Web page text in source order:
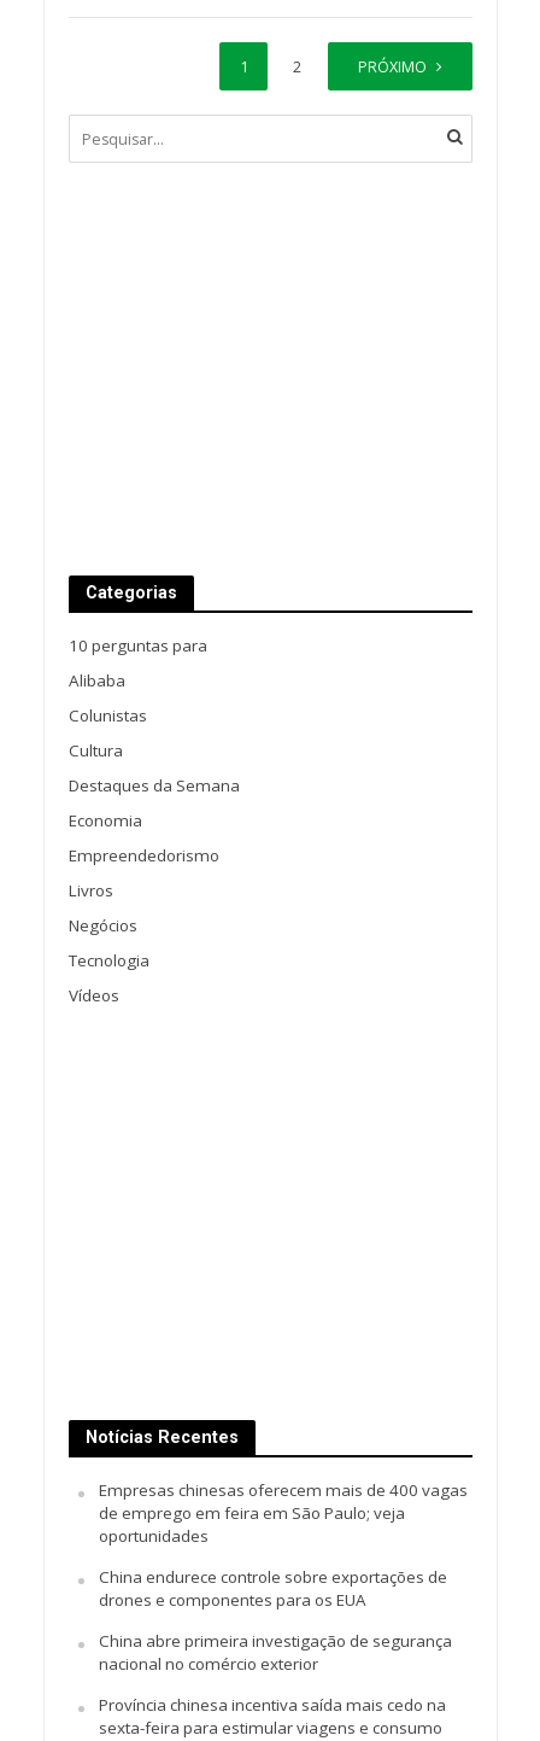
1 2 PRÓXIMO
Categorias
10 perguntas para
Alibaba
Colunistas
Cultura
Destaques da Semana
Economia
Empreendedorismo
Livros
Negócios
Tecnologia
Vídeos
Notícias Recentes
Empresas chinesas oferecem mais de 400 vagas
de emprego em feira em São Paulo; veja
oportunidades
China endurece controle sobre exportações de
drones e componentes para os EUA
China abre primeira investigação de segurança
nacional no comércio exterior
Província chinesa incentiva saída mais cedo na
sexta-feira para estimular viagens e consumo